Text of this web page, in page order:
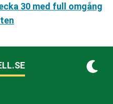
30 med full omgång